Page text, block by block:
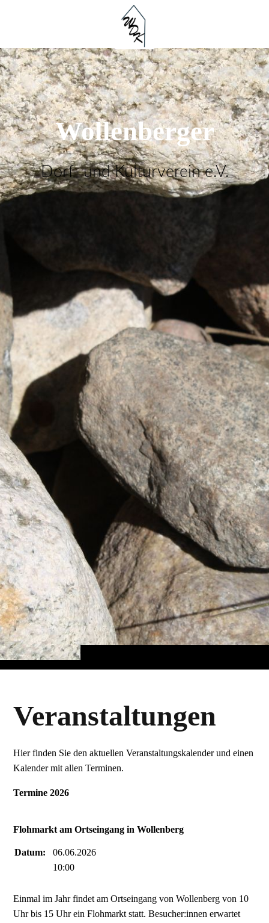
Wollenberger
Dorf- und Kulturverein e.V.
Veranstaltungen
Hier finden Sie den aktuellen Veranstaltungskalender und einen
Kalender mit allen Terminen.
Termine 2026
Flohmarkt am Ortseingang in Wollenberg
Datum:
06.06.2026
10:00
Einmal im Jahr findet am Ortseingang von Wollenberg von 10
Uhr bis 15 Uhr ein Flohmarkt statt. Besucher:innen erwartet